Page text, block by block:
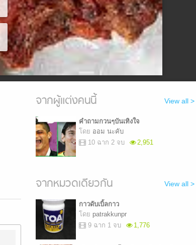
จากผู้แต่งคนนี้ View all >
คำถามกวนๆบันเทิงใจ
โดย ออม นะคับ
10 ฉาก 2 จบ
2,951
จากหมวดเดียวกัน View all >
กาวดับเบิ้ลกาว
โดย patrakkunpr
9 ฉาก 1 จบ
1,776